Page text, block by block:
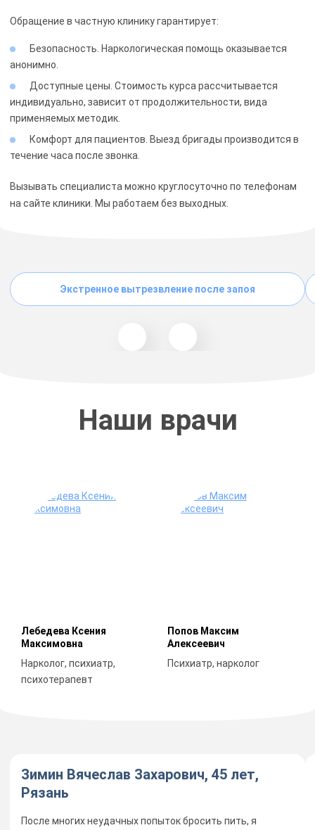
Обращение в частную клинику гарантирует:
Безопасность. Наркологическая помощь оказывается
анонимно.
Доступные цены. Стоимость курса рассчитывается
индивидуально, зависит от продолжительности, вида
применяемых методик.
Комфорт для пациентов. Выезд бригады производится в
течение часа после звонка.
Вызывать специалиста можно круглосуточно по телефонам
на сайте клиники. Мы работаем без выходных.
Экстренное вытрезвление после запоя
Наши врачи
Лебедева Ксения
Максимовна
Нарколог, психиатр,
психотерапевт
Попов Максим
Алексеевич
Психиатр, нарколог
Зимин Вячеслав Захарович, 45 лет,
Рязань
После многих неудачных попыток бросить пить, я